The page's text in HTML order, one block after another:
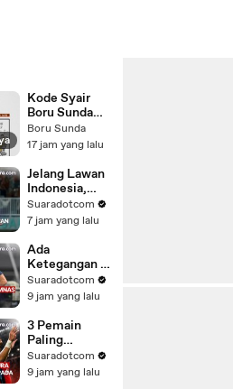
Kode Syair
Boru Sunda
Hari Jumat 7
Agustus 2026
Boru Sunda
17 jam yang lalu
Jelang Lawan
Indonesia,
Pelatih
Singapura
Mitchell
Baker Bukan
Ancaman
Suaradotcom
7 jam yang lalu
Ada
Ketegangan di
Ruang Ganti
Timnas
Jelang Lawan
Singapura?
Herdman
Bilang Begini
Suaradotcom
9 jam yang lalu
3 Pemain
Paling
Berbahaya
Singapura:
Suaradotcom
9 jam yang lalu